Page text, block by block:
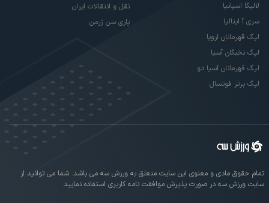
لالیگا اسپانیا
سری آ ایتالیا
لیگ قهرمانان اروپا
لیگ نخبگان آسیا
لیگ قهرمانان آسیا دو
لیگ برتر فوتسال
نقل و انتقالات ایران
پاری سن ژرمن
تمام حقوق مادی و معنوی این سایت متعلق به ورزش سه می باشد. شما می توانید از
سایت ورزش سه در صورت پذیرش موافقت نامه کاربری استفاده نمایید.